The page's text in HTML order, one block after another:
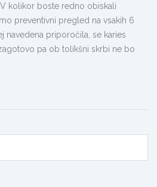
kolikor boste redno obiskali
preventivni pregled na vsakih 6
navedena priporočila, se karies
pa ob tolikšni skrbi ne bo